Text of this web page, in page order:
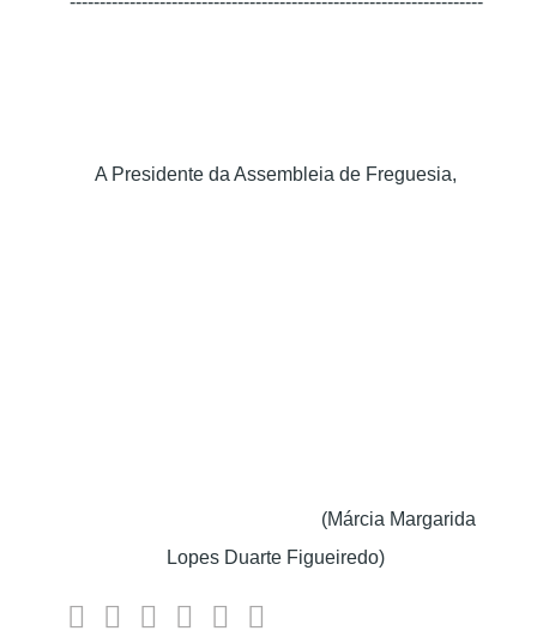
A Presidente da Assembleia de Freguesia,
(Márcia Margarida
Lopes Duarte Figueiredo)